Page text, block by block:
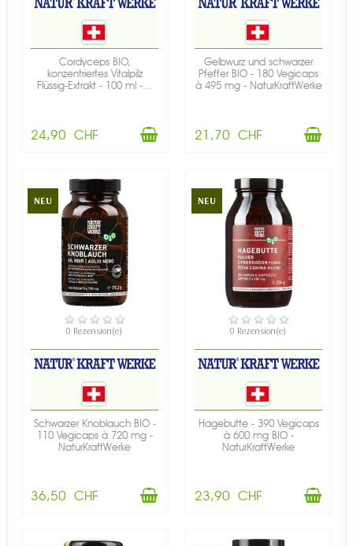
Cordyceps BIO,
konzentriertes Vitalpilz
Flüssig-Extrakt - 100 ml -...
24,90 CHF
Gelbwurz und schwarzer
Pfeffer BIO - 180 Vegicaps
à 495 mg - NaturKraftWerke
21,70 CHF
NEU
VERFÜGBAR
0 Rezension(e)
Schwarzer Knoblauch BIO -
110 Vegicaps à 720 mg -
NaturKraftWerke
36,50 CHF
NEU
VERFÜGBAR
0 Rezension(e)
Hagebutte - 390 Vegicaps
à 600 mg BIO -
NaturKraftWerke
23,90 CHF